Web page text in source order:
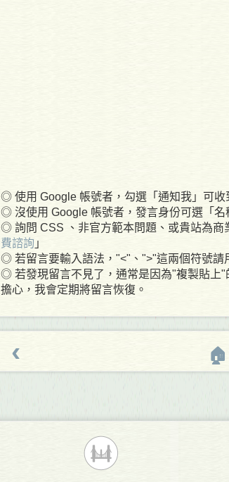
◎ 使用 Google 帳號者，勾選「通知我」可收
◎ 沒使用 Google 帳號者，發言身份可選「名
◎ 詢問 CSS 、非官方範本問題、或貴站為商
費諮詢 」
◎ 若留言要輸入語法，"<"、">"這兩個符號請
◎ 若發現留言不見了，通常是因為"複製貼上"
擔心，我會定期將留言恢復。
‹ 🏠